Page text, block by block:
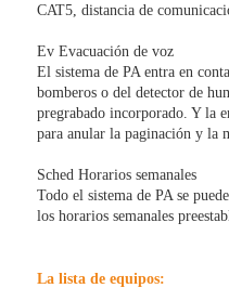
CAT5, distancia de
Ev Evacuación de voz
El sistema de PA entra en
bomberos o del detector de
pregrabado incorporado. Y la
para anular la paginación y la
Sched Horarios semanales
Todo el sistema de PA se
los horarios semanales
La lista de equipos: